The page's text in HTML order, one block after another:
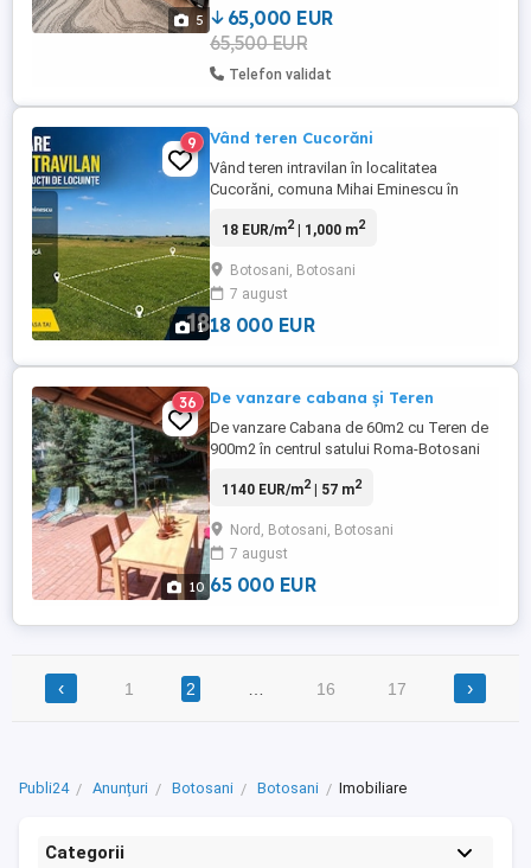
5
intabulat , ...
65,000 EUR
65,500 EUR
Telefon validat
1
9 Vând teren Cucorăni
Vând teren intravilan în localitatea
Cucorăni, comuna Mihai Eminescu în
detalii, vă rog lăsați mesaj.
18 EUR/m2| 1,000 m2
Botosani, Botosani
7 august
18 000 EUR
10
36 De vanzare cabana și Teren
De vanzare Cabana de 60m2 cu Teren de
900m2 în centrul satului Roma-Botosani
1140 EUR/m2| 57 m2
Nord, Botosani, Botosani
7 august
65 000 EUR
‹ 1 2 16 17 ›
Publi24 Anunțuri Botosani Botosani Imobiliare
Categorii